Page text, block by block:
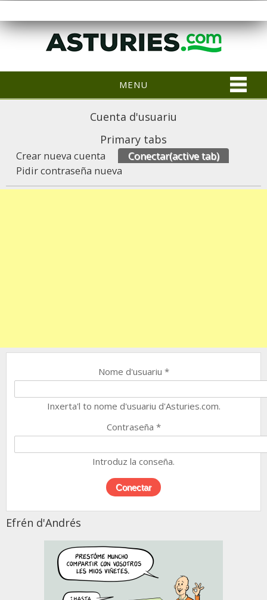
MENU
Cuenta d'usuariu
Primary tabs
Crear nueva cuenta Conectar(active tab)
Pidir contraseña nueva
Nome d'usuariu *
Inxerta'l to nome d'usuariu d'Asturies.com.
Contraseña *
Introduz la conseña.
Efrén d'Andrés